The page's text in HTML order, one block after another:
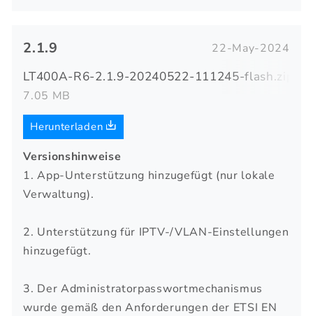
2.1.9 22-May-2024
LT400A-R6-2.1.9-20240522-111245-flash.zip
7.05 MB
Herunterladen
Versionshinweise
1. App-Unterstützung hinzugefügt (nur lokale
Verwaltung).
2. Unterstützung für IPTV-/VLAN-Einstellungen
hinzugefügt.
3. Der Administratorpasswortmechanismus
wurde gemäß den Anforderungen der ETSI EN